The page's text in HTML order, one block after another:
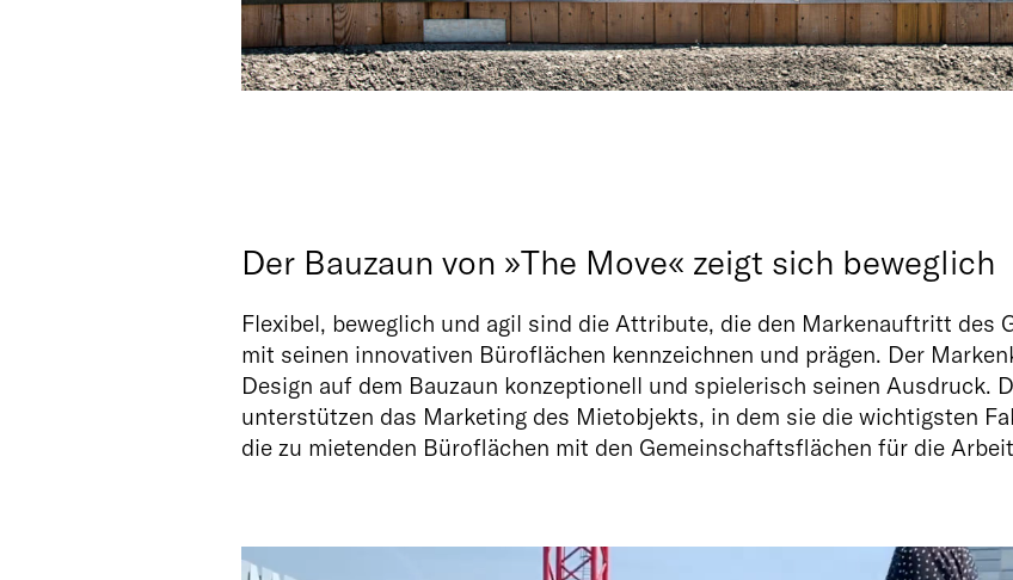
Der Bauzaun von »The Move« zeigt sich beweglich
Flexibel, beweglich und agil sind die Attribute, die den Markenauftritt des
mit seinen innovativen Büroflächen kennzeichnen und prägen. Der
Design auf dem Bauzaun konzeptionell und spielerisch seinen Ausdruck.
unterstützen das Marketing des Mietobjekts, in dem sie die wichtigsten
die zu mietenden Büroflächen mit den Gemeinschaftsflächen für die